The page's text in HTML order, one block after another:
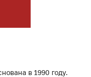
в 1990 году.